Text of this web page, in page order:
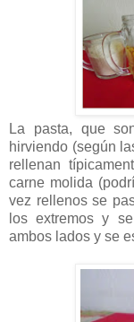
La pasta, que
hirviendo (según
rellenan
carne molida
vez rellenos se
los extremos y
ambos lados y se